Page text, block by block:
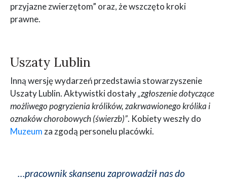
przyjazne zwierzętom” oraz, że wszczęto kroki
prawne.
Uszaty Lublin
Inną wersję wydarzeń przedstawia stowarzyszenie
Uszaty Lublin. Aktywistki dostały„zgłoszenie dotyczące
możliwego pogryzienia królików, zakrwawionego królika i
oznaków chorobowych (świerzb)”. Kobiety weszły do
Muzeumza zgodą personelu placówki.
…pracownik skansenu zaprowadził nas do